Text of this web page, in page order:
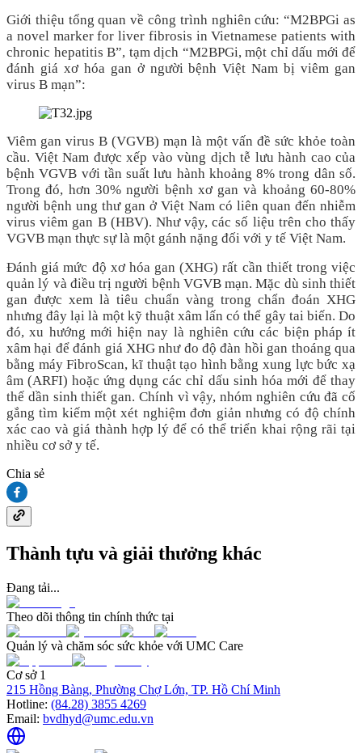
Giới thiệu tổng quan về công trình nghiên cứu: “M2BPGi as
a novel marker for liver fibrosis in Vietnamese patients with
chronic hepatitis B”, tạm dịch “M2BPGi, một chỉ dấu mới để
đánh giá xơ hóa gan ở người bệnh Việt Nam bị viêm gan
virus B mạn”:
Viêm gan virus B (VGVB) mạn là một vấn đề sức khỏe toàn
cầu. Việt Nam được xếp vào vùng dịch tễ lưu hành cao của
bệnh VGVB với tần suất lưu hành khoảng 8% trong dân số.
Trong đó, hơn 30% người bệnh xơ gan và khoảng 60-80%
người bệnh ung thư gan ở Việt Nam có liên quan đến nhiễm
virus viêm gan B (HBV). Như vậy, các số liệu trên cho thấy
VGVB mạn thực sự là một gánh nặng đối với y tế Việt Nam.
Đánh giá mức độ xơ hóa gan (XHG) rất cần thiết trong việc
quản lý và điều trị người bệnh VGVB mạn. Mặc dù sinh thiết
gan được xem là tiêu chuẩn vàng trong chẩn đoán XHG
nhưng đây lại là một kỹ thuật xâm lấn có thể gây tai biến. Do
đó, xu hướng mới hiện nay là nghiên cứu các biện pháp ít
xâm hại để đánh giá XHG như đo độ đàn hồi gan thoáng qua
bằng máy FibroScan, kĩ thuật tạo hình bằng xung lực bức xạ
âm (ARFI) hoặc ứng dụng các chỉ dấu sinh hóa mới để thay
thế dần sinh thiết gan. Chính vì vậy, nhóm nghiên cứu đã cố
gắng tìm kiếm một xét nghiệm đơn giản nhưng có độ chính
xác cao và giá thành hợp lý để có thể triển khai rộng rãi tại
nhiều cơ sở y tế.
Chia sẻ
Thành tựu và giải thưởng khác
Đang tải...
Theo dõi thông tin chính thức tại
Quản lý và chăm sóc sức khỏe với UMC Care
Cơ sở 1
215 Hồng Bàng, Phường Chợ Lớn, TP. Hồ Chí Minh
Hotline: (84.28) 3855 4269
Email: bvdhyd@umc.edu.vn